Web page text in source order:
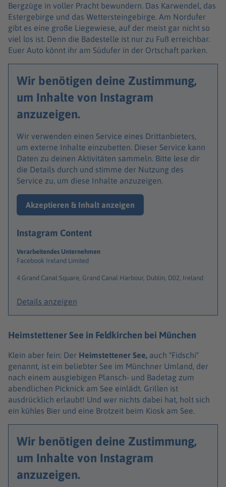
Bergzüge in voller Pracht bewundern. Das Karwendel, das
Estergebirge und das Wettersteingebirge. Am Nordufer
gibt es eine große Liegewiese, auf der meist gar nicht so
viel los ist. Denn die Badestelle ist nur zu Fuß erreichbar.
Euer Auto könnt ihr am Südufer in der Ortschaft parken.
Wir benötigen deine Zustimmung,
um Inhalte von Instagram
anzuzeigen.
Wir verwenden einen Service eines Drittanbieters,
um externe Inhalte einzubetten. Dieser Service kann
Daten zu deinen Aktivitäten sammeln. Bitte lese dir
die Details durch und stimme der Nutzung des
Service zu, um diese Inhalte anzuzeigen.
Akzeptieren & Inhalt anzeigen
Instagram Content
Verarbeitendes Unternehmen
Facebook Ireland Limited
4 Grand Canal Square, Grand Canal Harbour, Dublin, D02, Ireland
Details anzeigen
Heimstettener See in Feldkirchen bei München
Klein aber fein: Der Heimstettener See, auch "Fidschi"
genannt, ist ein beliebter See im Münchner Umland, der
nach einem ausgiebigen Plansch- und Badetag zum
abendlichen Picknick am See einlädt. Grillen ist
ausdrücklich erlaubt! Und wer nichts dabei hat, holt sich
ein kühles Bier und eine Brotzeit beim Kiosk am See.
Wir benötigen deine Zustimmung,
um Inhalte von Instagram
anzuzeigen.